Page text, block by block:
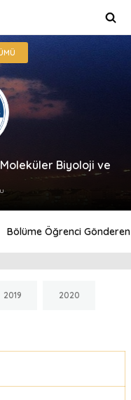
Biyoloji ve
Bölüme Öğrenci
2019 2020